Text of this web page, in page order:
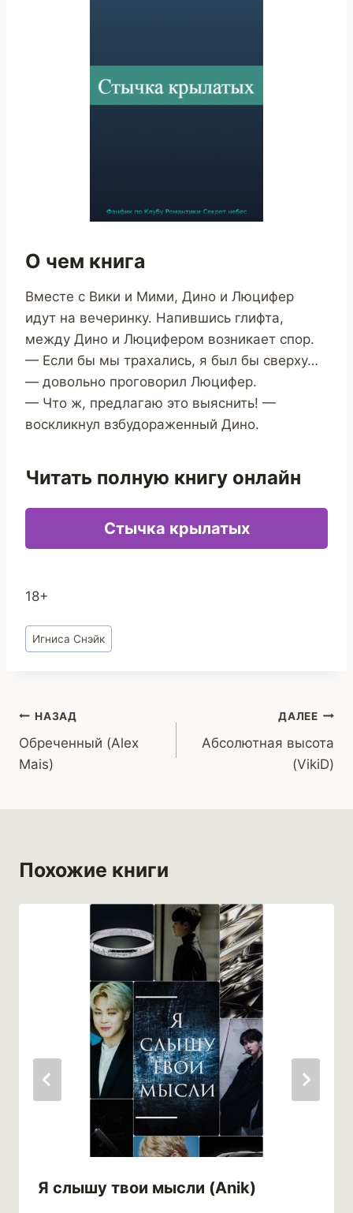
О чем книга
Вместе с Вики и Мими, Дино и Люцифер
идут на вечеринку. Напившись глифта,
между Дино и Люцифером возникает спор.
— Если бы мы трахались, я был бы сверху…
— довольно проговорил Люцифер.
— Что ж, предлагаю это выяснить! —
воскликнул взбудораженный Дино.
Читать полную книгу онлайн
Стычка крылатых
18+
Метки
записи:
Игниса Снэйк
Навигация
по
записям
НАЗАД
Обреченный (Alex
Mais)
ДАЛЕЕ
Абсолютная высота
(VikiD)
Похожие книги
Я слышу твои мысли (Anik)